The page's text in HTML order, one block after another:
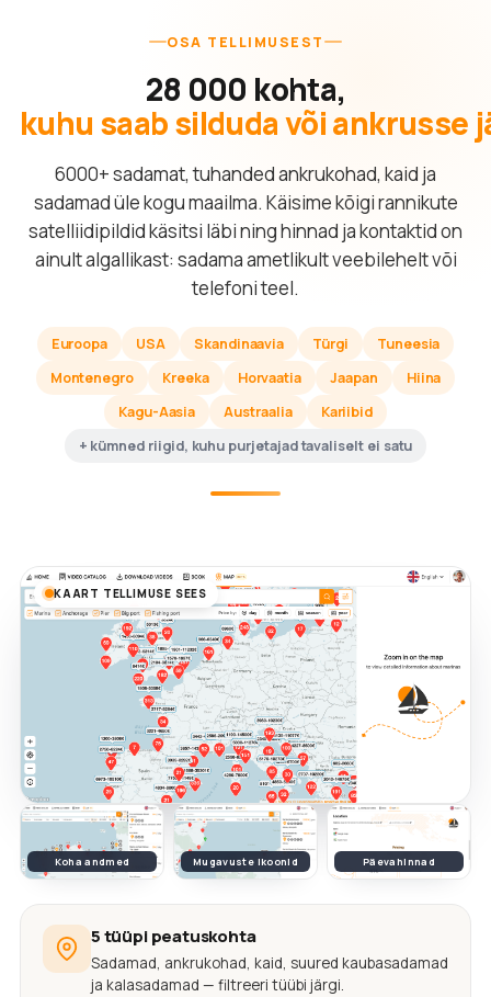
OSA TELLIMUSEST
28 000 kohta,
kuhu saab silduda või ankrusse
6000+ sadamat, tuhanded ankrukohad, kaid ja
sadamad üle kogu maailma. Käisime kõigi rannikute
satelliidipildid käsitsi läbi ning hinnad ja kontaktid on
ainult algallikast: sadama ametlikult veebilehelt või
telefoni teel.
Euroopa USA Skandinaavia Türgi
Tuneesia
Montenegro
Kreeka Horvaatia Jaapan
Hiina
Kagu-Aasia
Austraalia
Kariibid
+ kümned riigid, kuhu purjetajad tavaliselt ei satu
KAART TELLIMUSE SEES
Koha andmed Mugavuste ikoonid Päevahinnad
5 tüüpi peatuskohta
Sadamad, ankrukohad, kaid, suured kaubasadamad
ja kalasadamad — filtreeri tüübi järgi.